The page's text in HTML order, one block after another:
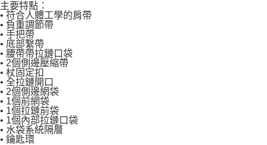
主要特點：
• 符合人體工學的肩帶
• 負重調節帶
• 手把帶
• 底部繫帶
• 腰帶帶拉鏈口袋
• 2個側邊壓縮帶
• 杖固定扣
• 全拉鏈開口
• 2個側邊網袋
• 1個前網袋
• 1個拉鏈前袋
• 1個內部拉鏈口袋
• 水袋系統隔層
• 鑰匙環